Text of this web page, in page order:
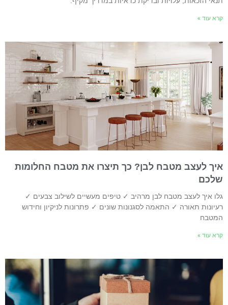
עוד »
לעצב מטבח לבן? כך תיצרו את מטבח החלומות
איך לעצב מטבח לבן מרהיב ✓ טיפים מעשיים לשילוב צבעים ✓
תאורה ✓ התאמה לסגנונות שונים ✓ פתרונות לניקיון וחידוש
עוד »